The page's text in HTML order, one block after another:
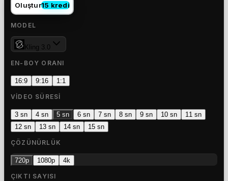
Oluştur15 kredi
MODEL
Kling 3.0
EN-BOY ORANI
16:9 9:16 1:1
VIDEO SÜRESI
3 sn 4 sn 5 sn 6 sn 7 sn 8 sn 9 sn 10 sn
11 sn
12 sn
13 sn 14 sn 15 sn
ÇÖZÜNÜRLÜK
720p 1080p 4k
ÇIKTI SAYISI